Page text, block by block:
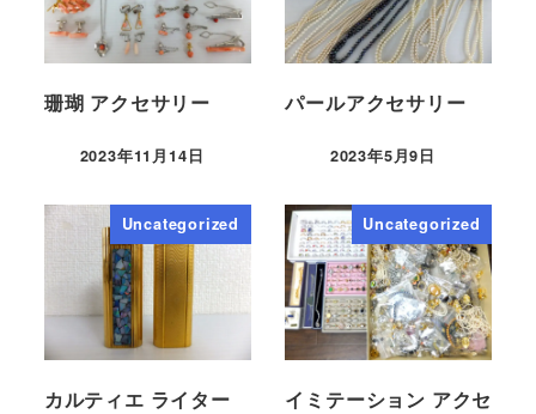
珊瑚 アクセサリー
2023年11月14日
パールアクセサリー
2023年5月9日
Uncategorized
カルティエ ライター
Uncategorized
イミテーション アクセ